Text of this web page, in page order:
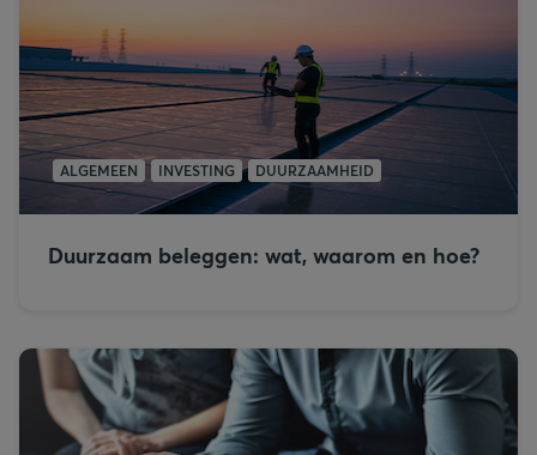
ALGEMEEN INVESTING DUURZAAMHEID
Duurzaam beleggen: wat, waarom en hoe?